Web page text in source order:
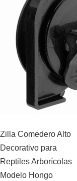
Zilla Comedero Alto
Decorativo para
Reptiles Arborícolas
Modelo Hongo